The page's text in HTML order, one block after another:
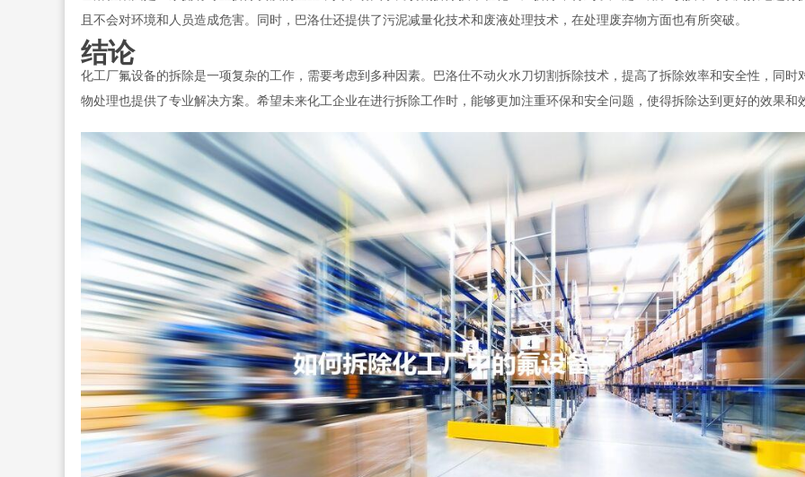
且不会对环境和人员造成危害。同时，巴洛仕还提供了污泥减量化技术和废液处理技术，在处理废弃物方面也有所突破。
结论
化工厂氟设备的拆除是一项复杂的工作，需要考虑到多种因素。巴洛仕不动火水刀切割拆除技术，提高了拆除效率和安全性，同时
物处理也提供了专业解决方案。希望未来化工企业在进行拆除工作时，能够更加注重环保和安全问题，使得拆除达到更好的效果和